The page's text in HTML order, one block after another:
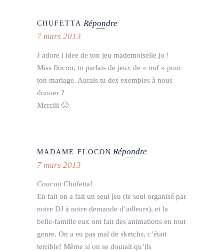
CHUFETTA Répondre
7 mars 2013
J adore l idee de ton jeu mademoiselle jo !
Miss flocon, tu parlais de jeux de « ouf » pour
ton mariage. Aurais tu des exemples à nous
donner ?
Merciii 🙂
MADAME FLOCON Répondre
7 mars 2013
Coucou Chufetta!
En fait on a fait un seul jeu (le seul organisé par
notre DJ à notre demande d’ailleurs), et la
belle-famille eux ont fait des animations en tout
genre. On a eu pas mal de sketchs, c’était
terrible! Même si on se doutait qu’ils